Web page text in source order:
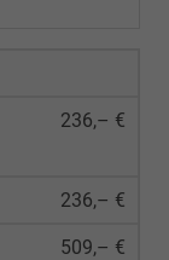
236,– €
236,– €
509,– €